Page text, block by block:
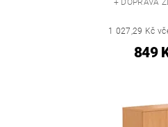
+ DOPRAVA
1 027,29 Kč
849